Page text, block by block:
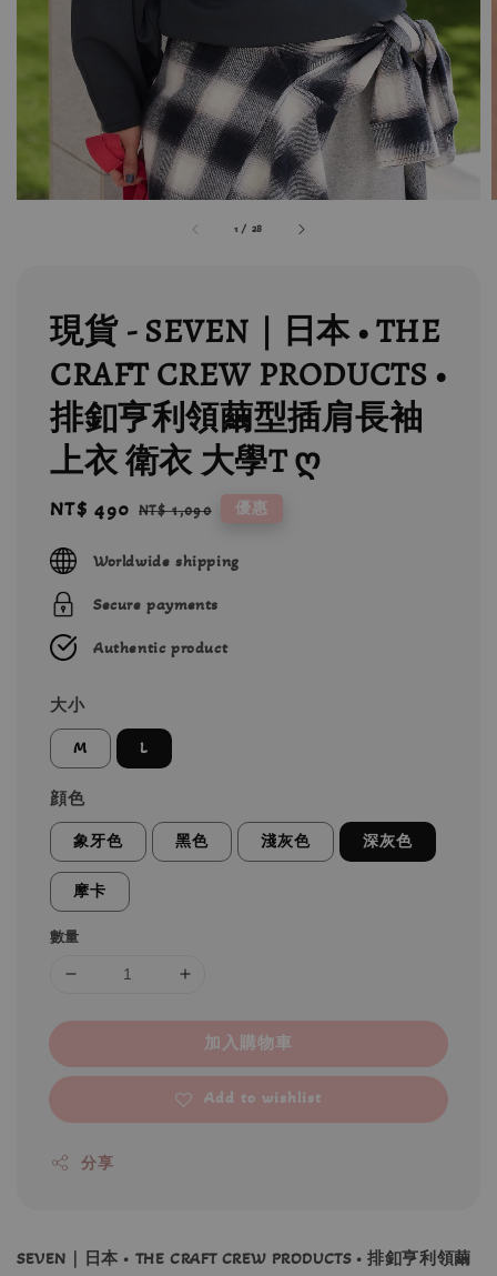
1 / 28
現貨 - SEVEN｜日本 • THE
CRAFT CREW PRODUCTS •
排釦亨利領繭型插肩長袖
上衣 衛衣 大學T ღ
Sale
NT$ 490 Regular
NT$ 1,090 優惠
Worldwide shipping
Secure payments
Authentic product
大小
M L
顔色
象牙色 黑色 淺灰色 深灰色
摩卡
數量
加入購物車
Add to wishlist
分享
SEVEN｜日本 • THE CRAFT CREW PRODUCTS • 排釦亨利領繭